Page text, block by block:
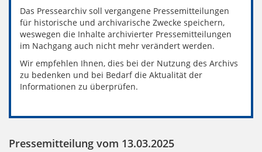
Das Pressearchiv soll vergangene Pressemitteilungen
für historische und archivarische Zwecke speichern,
weswegen die Inhalte archivierter Pressemitteilungen
im Nachgang auch nicht mehr verändert werden.
Wir empfehlen Ihnen, dies bei der Nutzung des Archivs
zu bedenken und bei Bedarf die Aktualität der
Informationen zu überprüfen.
Pressemitteilung vom 13.03.2025